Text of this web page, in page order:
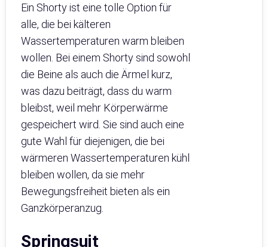
Ein Shorty ist eine tolle Option für
alle, die bei kälteren
Wassertemperaturen warm bleiben
wollen. Bei einem Shorty sind sowohl
die Beine als auch die Ärmel kurz,
was dazu beiträgt, dass du warm
bleibst, weil mehr Körperwärme
gespeichert wird. Sie sind auch eine
gute Wahl für diejenigen, die bei
wärmeren Wassertemperaturen kühl
bleiben wollen, da sie mehr
Bewegungsfreiheit bieten als ein
Ganzkörperanzug.
Springsuit